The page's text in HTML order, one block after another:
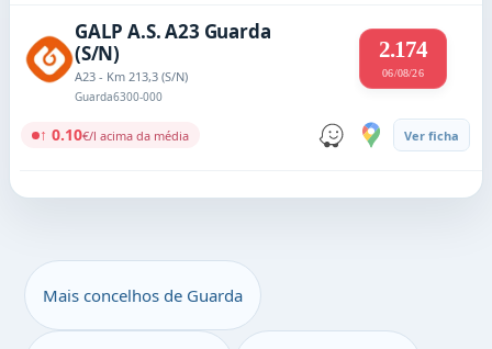
GALP A.S. A23 Guarda
(S/N)
A23 - Km 213,3 (S/N)
Guarda6300-000
2.174
06/08/26
↑ 0.10€/l acima da média Ver ficha
Mais concelhos de Guarda